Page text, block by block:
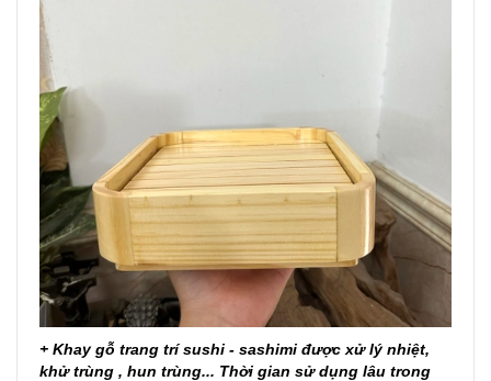
+ Khay gỗ trang trí sushi - sashimi được xử lý nhiệt,
khử trùng , hun trùng... Thời gian sử dụng lâu trong